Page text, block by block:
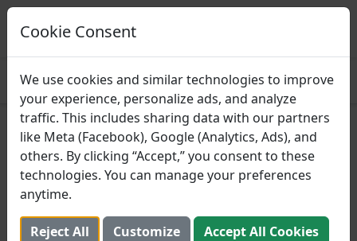
Prospre: Essensplaner
Essenspläne basierend auf Makros
Budget Früchte, die Ihrer
Diät und Ihrem Bankkonto
helfen
23. Oktober 2023 (Aktualisiert: 2. August 2025)
Cookie Consent
We use cookies and similar technologies to improve
your experience, personalize ads, and analyze
traffic. This includes sharing data with our partners
like Meta (Facebook), Google (Analytics, Ads), and
others. By clicking “Accept,” you consent to these
technologies. You can manage your preferences
anytime.
Reject All Customize Accept All Cookies